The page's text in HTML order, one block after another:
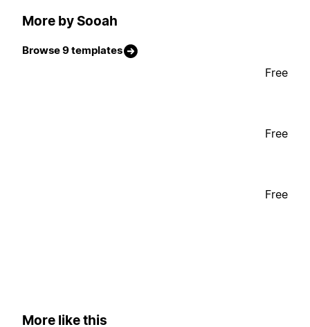
More by Sooah
Browse 9 templates
Free
Free
Free
More like this